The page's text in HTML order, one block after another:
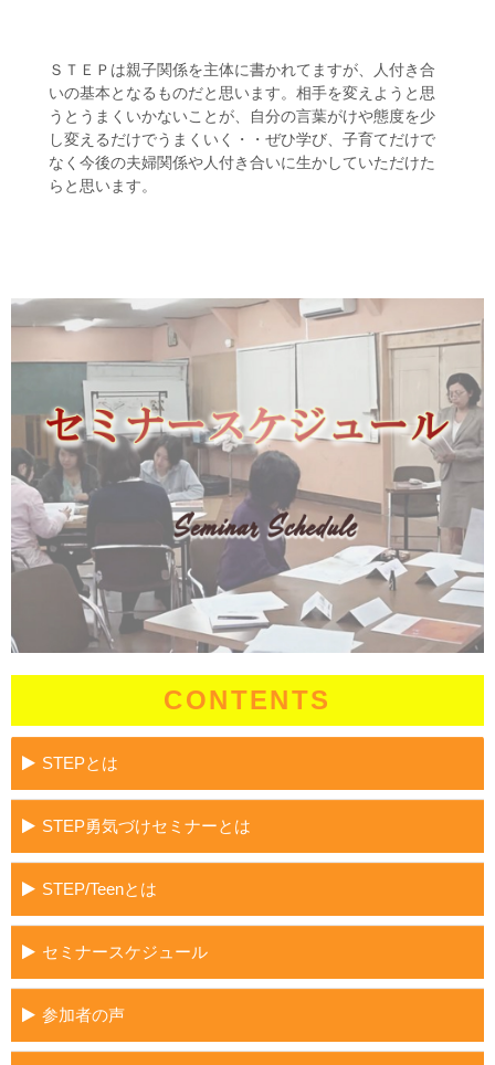
ＳＴＥＰは親子関係を主体に書かれてますが、人付き合
いの基本となるものだと思います。相手を変えようと思
うとうまくいかないことが、自分の言葉がけや態度を少
し変えるだけでうまくいく・・ぜひ学び、子育てだけで
なく今後の夫婦関係や人付き合いに生かしていただけた
らと思います。
CONTENTS
STEPとは
STEP勇気づけセミナーとは
STEP/Teenとは
セミナースケジュール
参加者の声